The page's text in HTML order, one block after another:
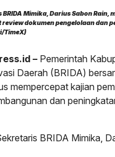
BRIDA Mimika, Darius Sabon
review dokumen pengelolaan dan
TimeX)
– Pemerintah
Daerah (BRIDA)
mempercepat kajian
dan
BRIDA Mimika,